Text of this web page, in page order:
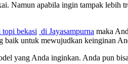
Namun apabila ingin tampak lebih
bekasi di Jayasampurna maka
baik untuk mewujudkan keinginan
yang Anda inginkan. Anda pun